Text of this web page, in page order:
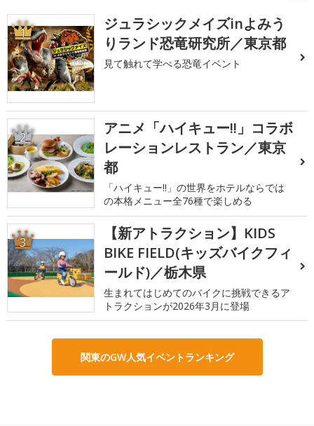
1
ジュラシックメイズinよみう
りランド恐竜研究所／東京都
見て触れて学べる恐竜イベント
2
アニメ「ハイキュー!!」コラボ
レーションレストラン／東京
都
「ハイキュー!!」の世界をホテルならでは
の本格メニュー全76種で楽しめる
3
【新アトラクション】KIDS
BIKE FIELD(キッズバイクフィ
ールド)／栃木県
生まれてはじめてのバイクに挑戦できるア
トラクションが2026年3月に登場
関東のGW人気イベントランキング